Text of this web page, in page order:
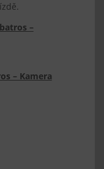
–
– Kamera